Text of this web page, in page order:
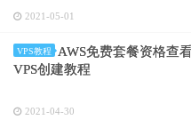
2021-05-01
VPS教程
AWS免费套餐资格查
VPS创建教程
2021-04-30